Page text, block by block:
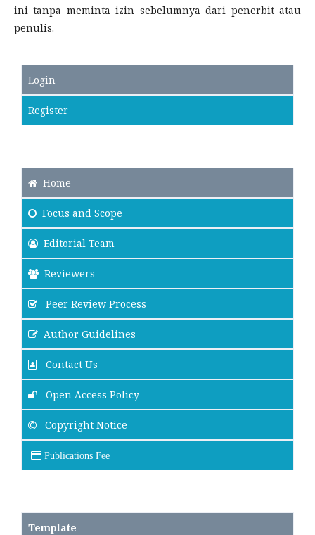
ini tanpa meminta izin sebelumnya dari penerbit atau
penulis.
Login
Register
Home
Focus and Scope
Editorial Team
Reviewers
Peer Review Process
Author Guidelines
Contact Us
Open Access Policy
Copyright Notice
Publications Fee
Template